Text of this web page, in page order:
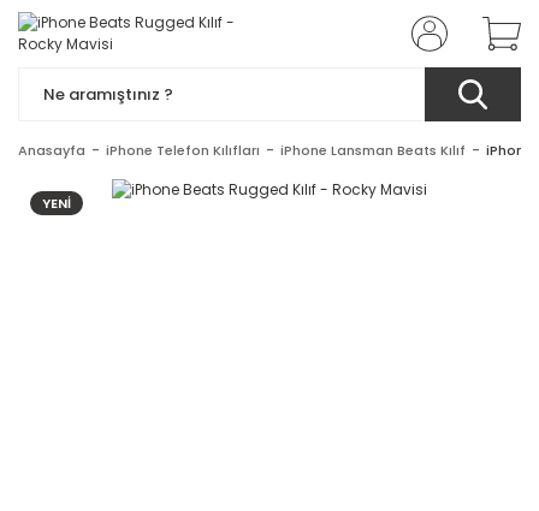
Anasayfa iPhone Telefon Kılıfları iPhone Lansman Beats Kılıf iPhone
YENİ